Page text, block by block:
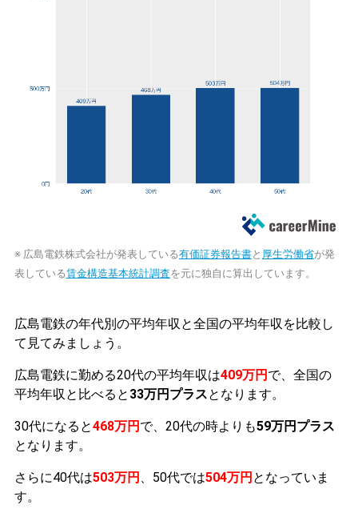
※ 広島電鉄株式会社が発表している有価証券報告書と 厚生労働省が発
表している賃金構造基本統計調査を元に独自に算出しています。
広島電鉄の年代別の平均年収と全国の平均年収を比較し
て見てみましょう。
広島電鉄に勤める20代の平均年収は409万円 で、全国の
平均年収と比べると 33万円プラスとなります。
30代になると468万円 で、20代の時よりも59万円プラス
となります。
さらに40代は503万円 、50代では504万円 となっていま
す。